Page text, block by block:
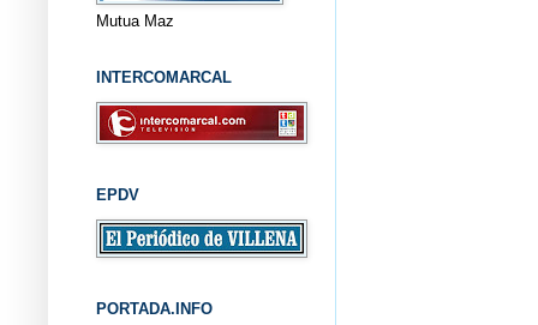
Mutua Maz
INTERCOMARCAL
EPDV
PORTADA.INFO